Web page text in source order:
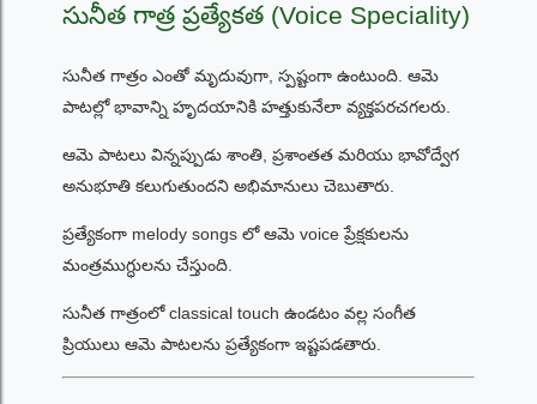
సునీత గాత్ర ప్రత్యేకత (Voice Speciality)
సునీత గాత్రం ఎంతో మృదువుగా, స్పష్టంగా ఉంటుంది. ఆమె
పాటల్లో భావాన్ని హృదయానికి హత్తుకునేలా వ్యక్తపరచగలరు.
ఆమె పాటలు విన్నప్పుడు శాంతి, ప్రశాంతత మరియు భావోద్వేగ
అనుభూతి కలుగుతుందని అభిమానులు చెబుతారు.
ప్రత్యేకంగా melody songs లో ఆమె voice ప్రేక్షకులను
మంత్రముగ్ధులను చేస్తుంది.
సునీత గాత్రంలో classical touch ఉండటం వల్ల సంగీత
ప్రియులు ఆమె పాటలను ప్రత్యేకంగా ఇష్టపడతారు.